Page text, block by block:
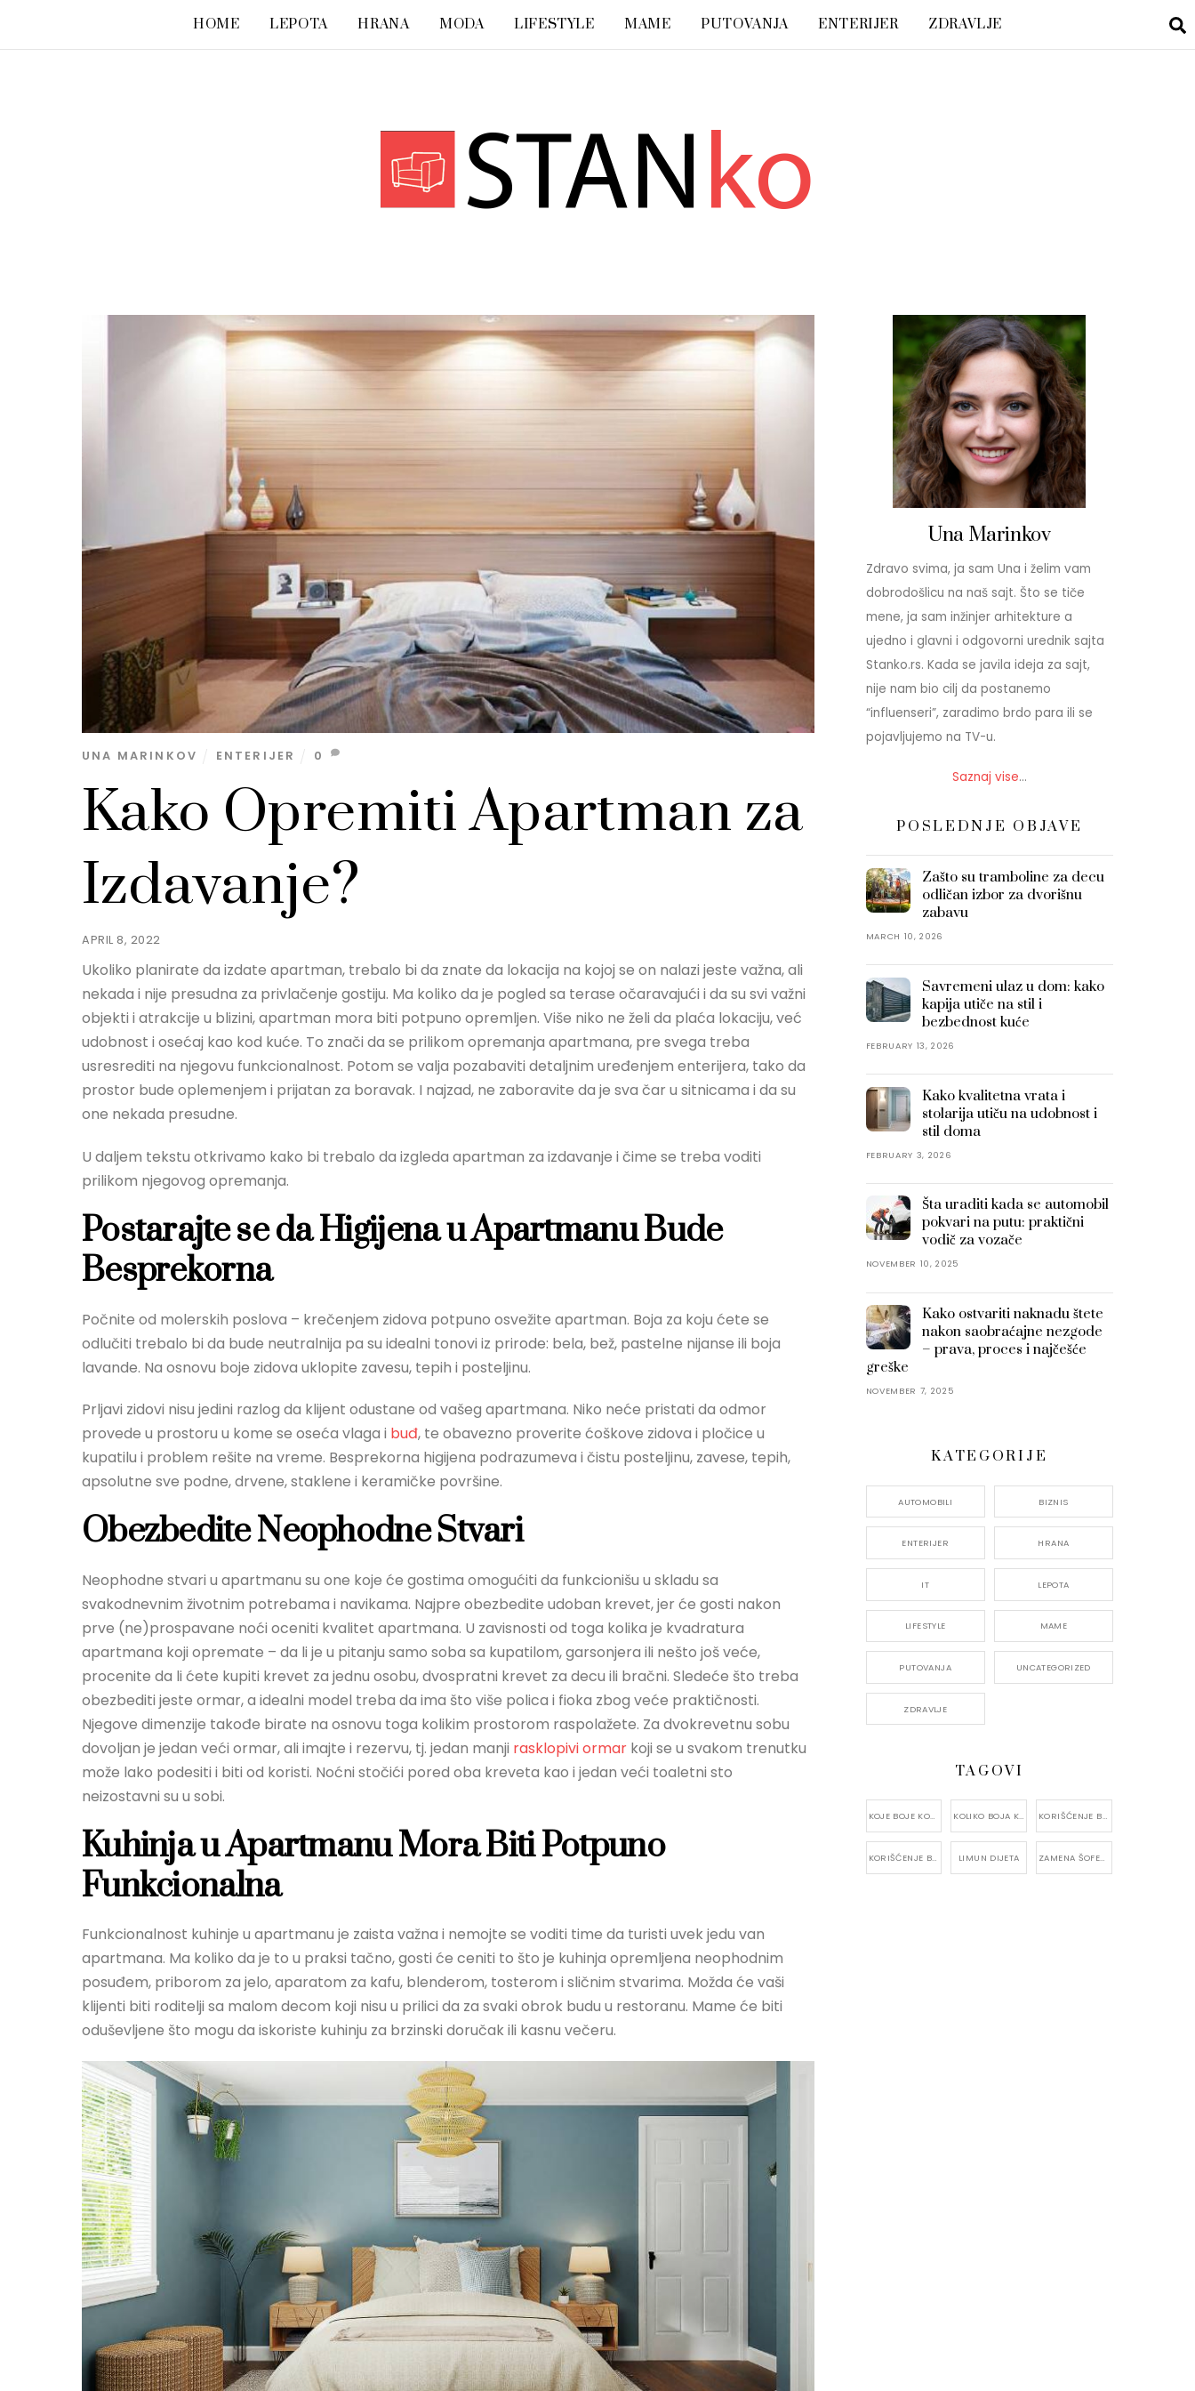
HOME LEPOTA HRANA MODA LIFESTYLE MAME PUTOVANJA ENTERIJER ZDRAVLJE
APRIL 8, 2022
Kako Opremiti Apartman za
Izdavanje?
UNA MARINKOV ENTERIJER 0
Ukoliko planirate da izdate apartman, trebalo bi da znate da lokacija na kojoj se on nalazi jeste važna, ali
nekada i nije presudna za privlačenje gostiju. Ma koliko da je pogled sa terase očaravajući i da su svi važni
objekti i atrakcije u blizini, apartman mora biti potpuno opremljen. Više niko ne želi da plaća lokaciju, već
udobnost i osećaj kao kod kuće. To znači da se prilikom opremanja apartmana, pre svega treba
usresrediti na njegovu funkcionalnost. Potom se valja pozabaviti detaljnim uređenjem enterijera, tako da
prostor bude oplemenjem i prijatan za boravak. I najzad, ne zaboravite da je sva čar u sitnicama i da su
one nekada presudne.
U daljem tekstu otkrivamo kako bi trebalo da izgleda apartman za izdavanje i čime se treba voditi
prilikom njegovog opremanja.
Postarajte se da Higijena u Apartmanu Bude
Besprekorna
Počnite od molerskih poslova – krečenjem zidova potpuno osvežite apartman. Boja za koju ćete se
odlučiti trebalo bi da bude neutralnija pa su idealni tonovi iz prirode: bela, bež, pastelne nijanse ili boja
lavande. Na osnovu boje zidova uklopite zavesu, tepih i posteljinu.
Prljavi zidovi nisu jedini razlog da klijent odustane od vašeg apartmana. Niko neće pristati da odmor
provede u prostoru u kome se oseća vlaga i buđ, te obavezno proverite ćoškove zidova i pločice u
kupatilu i problem rešite na vreme. Besprekorna higijena podrazumeva i čistu posteljinu, zavese, tepih,
apsolutne sve podne, drvene, staklene i keramičke površine.
Obezbedite Neophodne Stvari
Neophodne stvari u apartmanu su one koje će gostima omogućiti da funkcionišu u skladu sa
svakodnevnim životnim potrebama i navikama. Najpre obezbedite udoban krevet, jer će gosti nakon
prve (ne)prospavane noći oceniti kvalitet apartmana. U zavisnosti od toga kolika je kvadratura
apartmana koji opremate – da li je u pitanju samo soba sa kupatilom, garsonjera ili nešto još veće,
procenite da li ćete kupiti krevet za jednu osobu, dvospratni krevet za decu ili bračni. Sledeće što treba
obezbediti jeste ormar, a idealni model treba da ima što više polica i fioka zbog veće praktičnosti.
Njegove dimenzije takođe birate na osnovu toga kolikim prostorom raspolažete. Za dvokrevetnu sobu
dovoljan je jedan veći ormar, ali imajte i rezervu, tj. jedan manji rasklopivi ormar koji se u svakom trenutku
može lako podesiti i biti od koristi. Noćni stočići pored oba kreveta kao i jedan veći toaletni sto
neizostavni su u sobi.
Kuhinja u Apartmanu Mora Biti Potpuno
Funkcionalna
Funkcionalnost kuhinje u apartmanu je zaista važna i nemojte se voditi time da turisti uvek jedu van
apartmana. Ma koliko da je to u praksi tačno, gosti će ceniti to što je kuhinja opremljena neophodnim
posuđem, priborom za jelo, aparatom za kafu, blenderom, tosterom i sličnim stvarima. Možda će vaši
klijenti biti roditelji sa malom decom koji nisu u prilici da za svaki obrok budu u restoranu. Mame će biti
oduševljene što mogu da iskoriste kuhinju za brzinski doručak ili kasnu večeru.
Una Marinkov
Zdravo svima, ja sam Una i želim vam
dobrodošlicu na naš sajt. Što se tiče
mene, ja sam inžinjer arhitekture a
ujedno i glavni i odgovorni urednik sajta
Stanko.rs. Kada se javila ideja za sajt,
nije nam bio cilj da postanemo
“influenseri”, zaradimo brdo para ili se
pojavljujemo na TV-u.
Saznaj vise…
POSLEDNJE OBJAVE
Zašto su tramboline za decu
odličan izbor za dvorišnu
zabavu
MARCH 10, 2026
Savremeni ulaz u dom: kako
kapija utiče na stil i
bezbednost kuće
FEBRUARY 13, 2026
Kako kvalitetna vrata i
stolarija utiču na udobnost i
stil doma
FEBRUARY 3, 2026
Šta uraditi kada se automobil
pokvari na putu: praktični
vodič za vozače
NOVEMBER 10, 2025
Kako ostvariti naknadu štete
nakon saobraćajne nezgode
– prava, proces i najčešće
greške
NOVEMBER 7, 2025
KATEGORIJE
AUTOMOBILI BIZNIS
ENTERIJER HRANA
IT LEPOTA
LIFESTYLE MAME
PUTOVANJA UNCATEGORIZED
ZDRAVLJE
TAGOVI
KOJE BOJE KORISTITI? KOLIKO BOJA KORISTITI? KORIŠĆENJE BAMBUSA U KUĆI
KORIŠĆENJE BAMBUSA VAN KUĆE LIMUN DIJETA ZAMENA ŠOFERŠAJBNE